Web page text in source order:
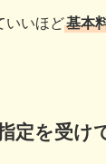
いいほど基本
定を受け